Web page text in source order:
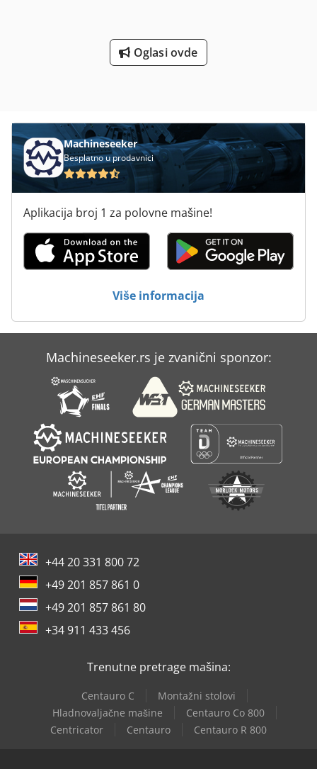
Oglasi ovde
Machineseeker
Besplatno u prodavnici
Aplikacija broj 1 za polovne mašine!
Više informacija
Machineseeker.rs je zvanični sponzor:
+44 20 331 800 72
+49 201 857 861 0
+49 201 857 861 80
+34 911 433 456
Trenutne pretrage mašina:
Centauro C
Montažni stolovi
Hladnovaljačne mašine
Centauro Co 800
Centricator
Centauro Centauro R 800